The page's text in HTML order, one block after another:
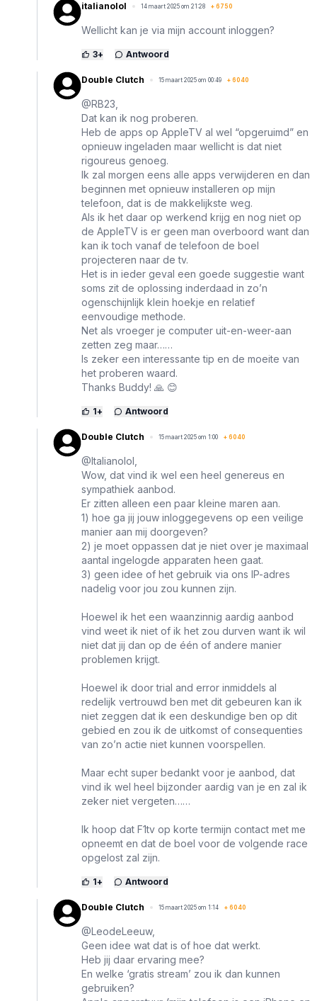
italianolol 14 maart 2025 om 21:28 + 6750
Wellicht kan je via mijn account inloggen?
3+ Antwoord
Double Clutch 15 maart 2025 om 00:49 + 6040
@RB23,
Dat kan ik nog proberen.
Heb de apps op AppleTV al wel “opgeruimd” en
opnieuw ingeladen maar wellicht is dat niet
rigoureus genoeg.
Ik zal morgen eens alle apps verwijderen en dan
beginnen met opnieuw installeren op mijn
telefoon, dat is de makkelijkste weg.
Als ik het daar op werkend krijg en nog niet op
de AppleTV is er geen man overboord want dan
kan ik toch vanaf de telefoon de boel
projecteren naar de tv.
Het is in ieder geval een goede suggestie want
soms zit de oplossing inderdaad in zo’n
ogenschijnlijk klein hoekje en relatief
eenvoudige methode.
Net als vroeger je computer uit-en-weer-aan
zetten zeg maar……
Is zeker een interessante tip en de moeite van
het proberen waard.
Thanks Buddy! 🙏 😊
1+ Antwoord
Double Clutch 15 maart 2025 om 1:00 + 6040
@Italianolol,
Wow, dat vind ik wel een heel genereus en
sympathiek aanbod.
Er zitten alleen een paar kleine maren aan.
1) hoe ga jij jouw inloggegevens op een veilige
manier aan mij doorgeven?
2) je moet oppassen dat je niet over je maximaal
aantal ingelogde apparaten heen gaat.
3) geen idee of het gebruik via ons IP-adres
nadelig voor jou zou kunnen zijn.
Hoewel ik het een waanzinnig aardig aanbod
vind weet ik niet of ik het zou durven want ik wil
niet dat jij dan op de één of andere manier
problemen krijgt.
Hoewel ik door trial and error inmiddels al
redelijk vertrouwd ben met dit gebeuren kan ik
niet zeggen dat ik een deskundige ben op dit
gebied en zou ik de uitkomst of consequenties
van zo’n actie niet kunnen voorspellen.
Maar echt super bedankt voor je aanbod, dat
vind ik wel heel bijzonder aardig van je en zal ik
zeker niet vergeten……
Ik hoop dat F1tv op korte termijn contact met me
opneemt en dat de boel voor de volgende race
opgelost zal zijn.
1+ Antwoord
Double Clutch 15 maart 2025 om 1:14 + 6040
@LeodeLeeuw,
Geen idee wat dat is of hoe dat werkt.
Heb jij daar ervaring mee?
En welke ‘gratis stream’ zou ik dan kunnen
gebruiken?